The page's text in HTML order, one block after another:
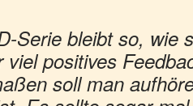
Serie bleibt so, wie
viel positives
soll man